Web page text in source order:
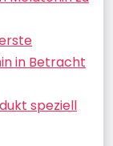
in Betracht
speziell